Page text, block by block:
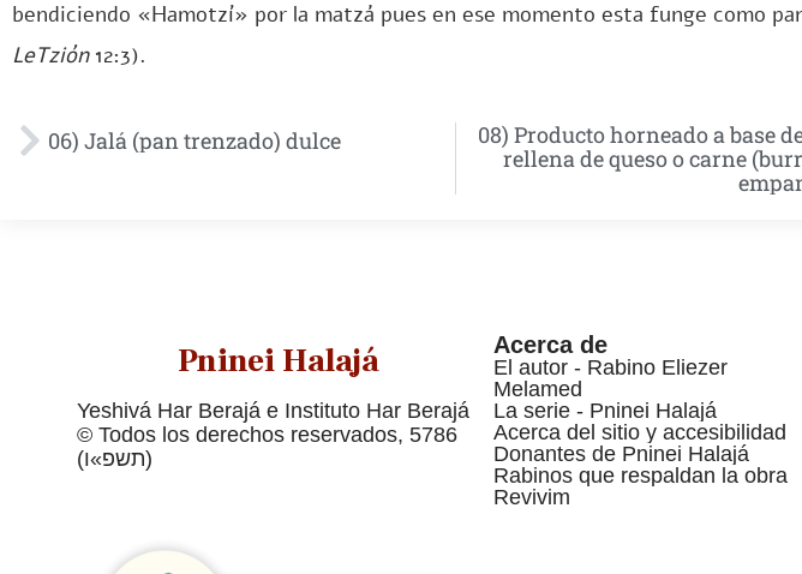
bendiciendo «Hamotzí» por la matzá pues en ese momento esta funge como
LeTzión12:3).
06) Jalá (pan trenzado) dulce
08) Producto horneado a base
rellena de queso o carne
Pninei Halajá
Yeshivá Har Berajá e Instituto Har Berajá
© Todos los derechos reservados, 5786
(תשפ»ו)
Acerca de
El autor - Rabino Eliezer
Melamed
La serie - Pninei Halajá
Acerca del sitio y accesibilidad
Donantes de Pninei Halajá
Rabinos que respaldan la obra
Revivim